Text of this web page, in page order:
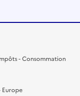
- Consommation
Europe